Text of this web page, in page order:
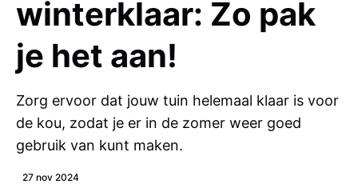
winterklaar: Zo pak
je het aan!
Zorg ervoor dat jouw tuin helemaal klaar is voor
de kou, zodat je er in de zomer weer goed
gebruik van kunt maken.
27 nov 2024
Vakantie Verbouwing Afvalcontainer
Feestje Tuin Badkamer